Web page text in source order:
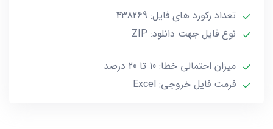
شماره موبایل موجود میباشد.
تعداد رکورد های فایل: 438269
نوع فایل جهت دانلود: ZIP
میزان احتمالی خطا: 10 تا 20 درصد
فرمت فایل خروجی: Excel